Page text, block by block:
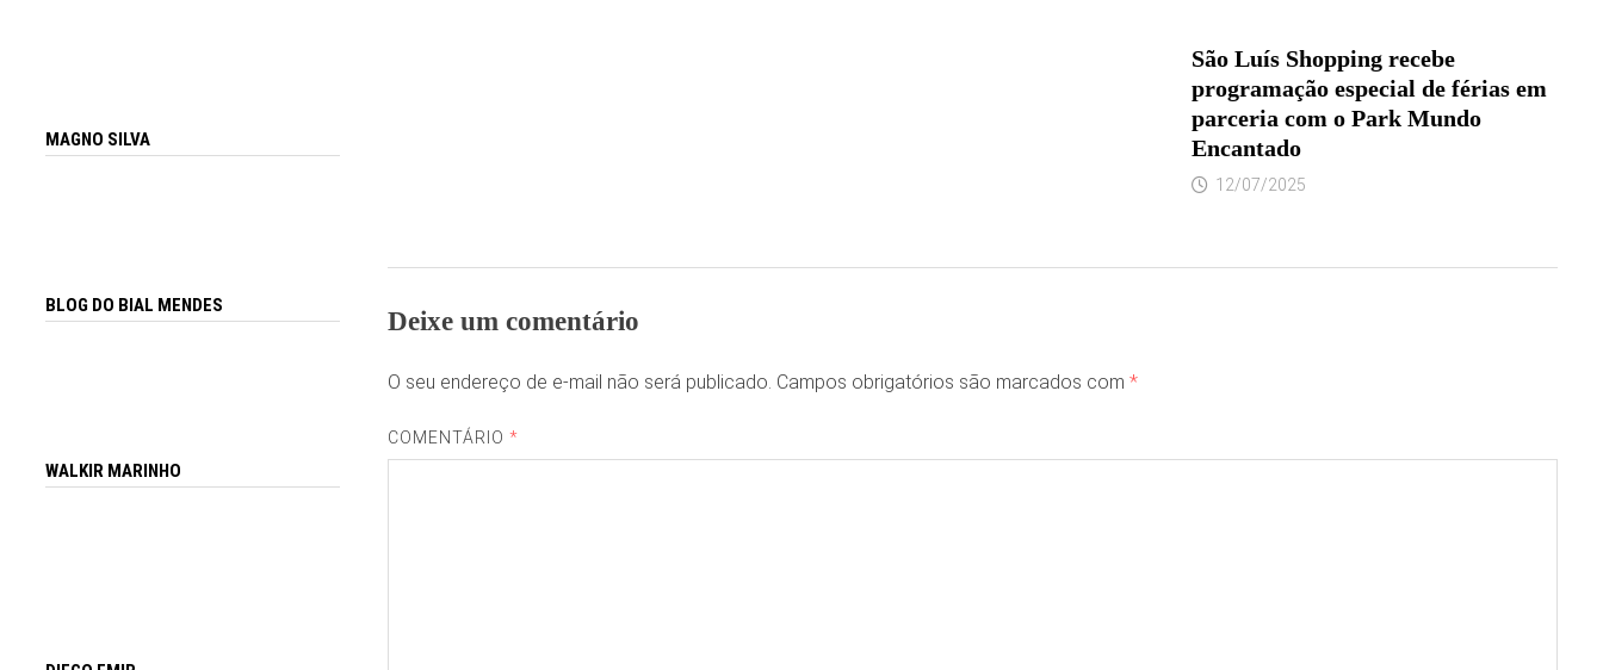
São Luís Shopping recebe
programação especial de férias em
parceria com o Park Mundo
Encantado
12/07/2025
Deixe um comentário
O seu endereço de e-mail não será publicado. Campos obrigatórios são marcados com *
COMENTÁRIO*
MAGNO SILVA
BLOG DO BIAL MENDES
WALKIR MARINHO